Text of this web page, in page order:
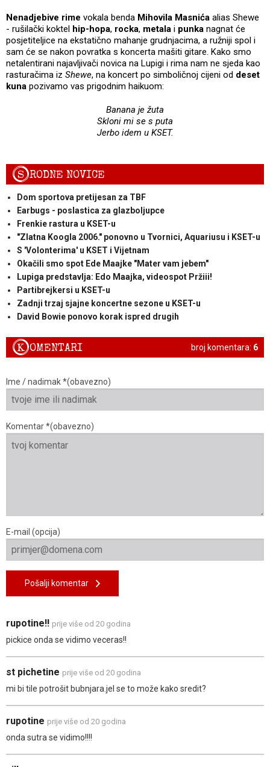
Nenadjebive rime vokala benda Mihovila Masnića alias Shewe
- rušilački koktel hip-hopa, rocka, metala i punka nagnat će
posjetiteljice na ekstatično mahanje grudnjacima, a ružniji spol i
sam će se nakon povratka s koncerta mašiti gitare. Kako smo
netalentirani najavljivači novica na Lupigi i rima nam ne sjeda kao
rasturačima iz Shewe, na koncert po simboličnoj cijeni od deset
kuna pozivamo vas prigodnim haikuom:
Banana je žuta
Skloni mi se s puta
Jerbo idem u KSET.
SRODNE NOVICE
Dom sportova pretijesan za TBF
Earbugs - poslastica za glazboljupce
Frenkie rastura u KSET-u
"Zlatna Koogla 2006." ponovno u Tvornici, Aquariusu i KSET-u
S 'Volonterima' u KSET i Vijetnam
Okačili smo spot Ede Maajke "Mater vam jebem"
Lupiga predstavlja: Edo Maajka, videospot Pržiii!
Partibrejkersi u KSET-u
Zadnji trzaj sjajne koncertne sezone u KSET-u
David Bowie ponovo korak ispred drugih
broj komentara: 6
KOMENTARI
Ime / nadimak *(obavezno)
Komentar *(obavezno)
E-mail (opcija)
Pošalji komentar
rupotine!! prije više od 20 godina
pickice onda se vidimo veceras!!
st pichetine prije više od 20 godina
mi bi tile potrošit bubnjara.jel se to može kako sredit?
rupotine prije više od 20 godina
onda sutra se vidimo!!!!